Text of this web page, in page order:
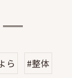
ら #整体